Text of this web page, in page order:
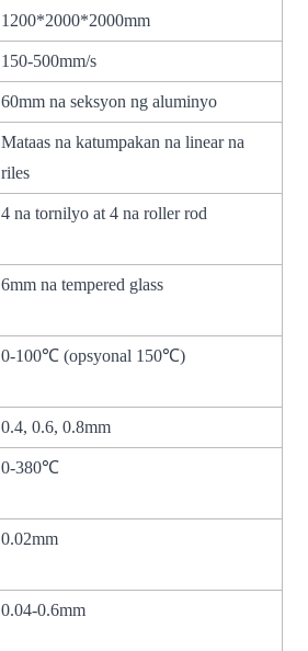
1200*2000*2000mm
150-500mm/s
60mm na seksyon ng aluminyo
Mataas na katumpakan na linear na
riles
4 na tornilyo at 4 na roller rod
6mm na tempered glass
0-100℃ (opsyonal 150℃)
0.4, 0.6, 0.8mm
0-380℃
0.02mm
0.04-0.6mm